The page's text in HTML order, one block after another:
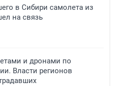
в Сибири самолета из
на связь
и дронами по
Власти регионов